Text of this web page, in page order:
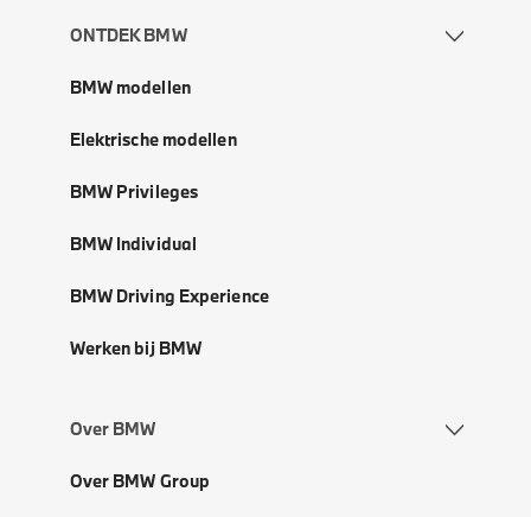
ONTDEK BMW
BMW modellen
Elektrische modellen
BMW Privileges
BMW Individual
BMW Driving Experience
Werken bij BMW
Over BMW
Over BMW Group